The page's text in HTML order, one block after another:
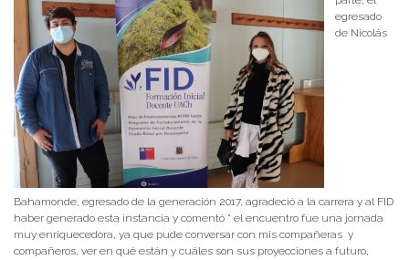
egresado
de Nicolás
Bahamonde, egresado de la generación 2017, agradeció a la carrera y al FID
haber generado esta instancia y comentó “ el encuentro fue una jornada
muy enriquecedora, ya que pude conversar con mis compañeras y
compañeros, ver en qué están y cuáles son sus proyecciones a futuro,